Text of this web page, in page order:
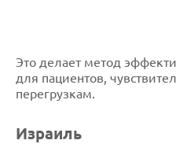
Это делает метод
для пациентов,
перегрузкам.
Израиль